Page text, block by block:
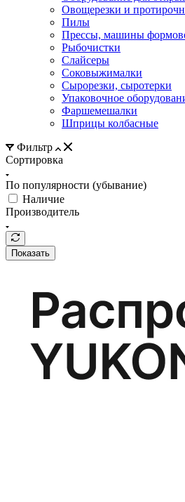
Овощерезки и
Пилы
Прессы, машины
Рыбочистки
Слайсеры
Соковыжималки
Сырорезки, сыротерки
Упаковочное
Фаршемешалки
Шприцы колбасные
Фильтр
Сортировка
По популярности (убывание)
Наличие
Производитель
Показать